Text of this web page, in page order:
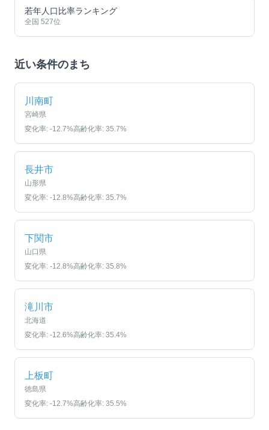
若年人口比率ランキング
全国 527位
近い条件のまち
川南町
宮崎県
変化率: -12.7%高齢化率: 35.7%
長井市
山形県
変化率: -12.8%高齢化率: 35.7%
下関市
山口県
変化率: -12.8%高齢化率: 35.8%
滝川市
北海道
変化率: -12.6%高齢化率: 35.4%
上板町
徳島県
変化率: -12.7%高齢化率: 35.5%